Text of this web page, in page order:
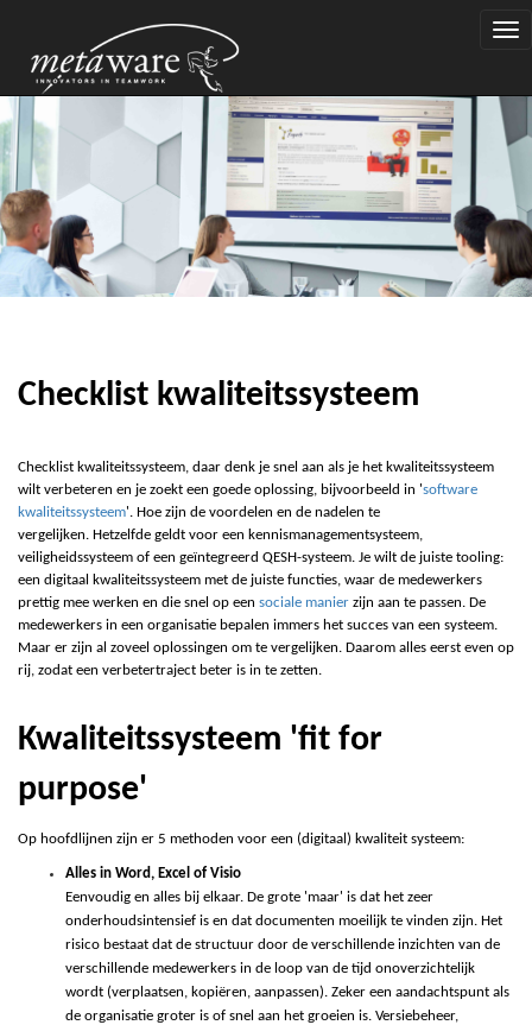
Checklist kwaliteitssysteem
Checklist kwaliteitssysteem, daar denk je snel aan als je het kwaliteitssysteem
wilt verbeteren en je zoekt een goede oplossing, bijvoorbeeld in 'software
kwaliteitssysteem'. Hoe zijn de voordelen en de nadelen te
vergelijken. Hetzelfde geldt voor een kennismanagementsysteem,
veiligheidssysteem of een geïntegreerd QESH-systeem. Je wilt de juiste tooling:
een digitaal kwaliteitssysteem met de juiste functies, waar de medewerkers
prettig mee werken en die snel op een sociale manier zijn aan te passen. De
medewerkers in een organisatie bepalen immers het succes van een systeem.
Maar er zijn al zoveel oplossingen om te vergelijken. Daarom alles eerst even op
rij, zodat een verbetertraject beter is in te zetten.
Kwaliteitssysteem 'fit for
purpose'
Op hoofdlijnen zijn er 5 methoden voor een (digitaal) kwaliteit systeem:
Alles in Word, Excel of Visio
Eenvoudig en alles bij elkaar. De grote 'maar' is dat het zeer
onderhoudsintensief is en dat documenten moeilijk te vinden zijn. Het
risico bestaat dat de structuur door de verschillende inzichten van de
verschillende medewerkers in de loop van de tijd onoverzichtelijk
wordt (verplaatsen, kopiëren, aanpassen). Zeker een aandachtspunt als
de organisatie groter is of snel aan het groeien is. Versiebeheer,